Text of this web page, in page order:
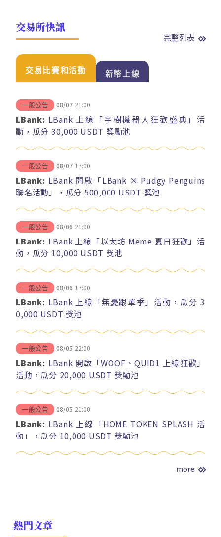
交易所快訊
完整列表
交易比賽和活動 新幣上線
一般公告 08/07 21:00
LBank: LBank 上線「宇樹機器人狂歡盛典」活
動，瓜分 30,000 USDT 獎勵池
一般公告 08/07 17:00
LBank: LBank 開啟「LBank × Pudgy Penguins
聯名活動」，瓜分 500,000 USDT 獎池
一般公告 08/06 21:00
LBank: LBank 上線「以太坊 Meme 夏日狂歡」活
動，瓜分 10,000 USDT 獎池
一般公告 08/06 17:00
LBank: LBank 上線「無憂跟單季」活動，瓜分 3
0,000 USDT 獎池
一般公告 08/05 22:00
LBank: LBank 開啟「WOOF、QUID1 上線狂歡」
活動，瓜分 20,000 USDT 獎勵池
一般公告 08/05 21:00
LBank: LBank 上線「HOME TOKEN SPLASH 活
動」，瓜分 10,000 USDT 獎勵池
more
熱門文章